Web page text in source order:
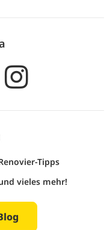
Tipps
vieles mehr!